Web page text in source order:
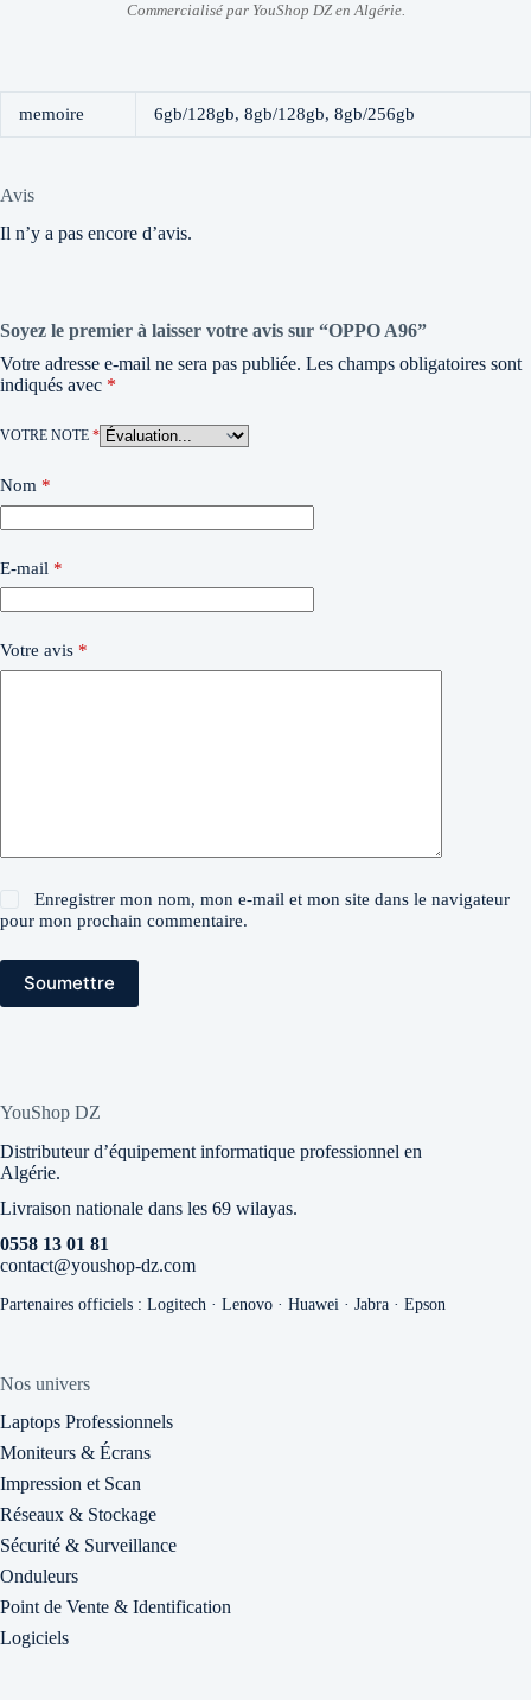
Commercialisé par YouShop DZ en Algérie.
memoire 6gb/128gb, 8gb/128gb, 8gb/256gb
Avis
Il n’y a pas encore d’avis.
Soyez le premier à laisser votre avis sur “OPPO A96”
Votre adresse e-mail ne sera pas publiée. Les champs obligatoires sont
indiqués avec *
VOTRE NOTE *
Nom *
E-mail *
Votre avis *
Enregistrer mon nom, mon e-mail et mon site dans le navigateur
pour mon prochain commentaire.
Soumettre
YouShop DZ
Distributeur d’équipement informatique professionnel en
Algérie.
Livraison nationale dans les 69 wilayas.
0558 13 01 81
contact@youshop-dz.com
Partenaires officiels : Logitech · Lenovo · Huawei · Jabra · Epson
Nos univers
Laptops Professionnels
Moniteurs & Écrans
Impression et Scan
Réseaux & Stockage
Sécurité & Surveillance
Onduleurs
Point de Vente & Identification
Logiciels